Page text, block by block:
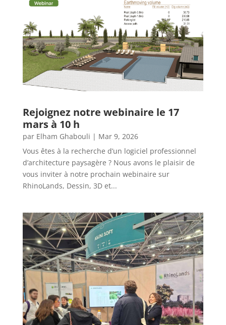
Rejoignez notre webinaire le 17
mars à 10 h
par Elham Ghabouli | Mar 9, 2026
Vous êtes à la recherche d’un logiciel professionnel
d’architecture paysagère ? Nous avons le plaisir de
vous inviter à notre prochain webinaire sur
RhinoLands, Dessin, 3D et...